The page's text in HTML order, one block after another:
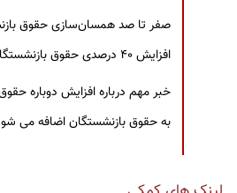
صفر تا صد همسان‌سازی حقوق
افزایش ۴۰ درصدی حقوق بازنشستگان
خبر مهم درباره افزایش دوباره
به حقوق بازنشستگان اضافه می